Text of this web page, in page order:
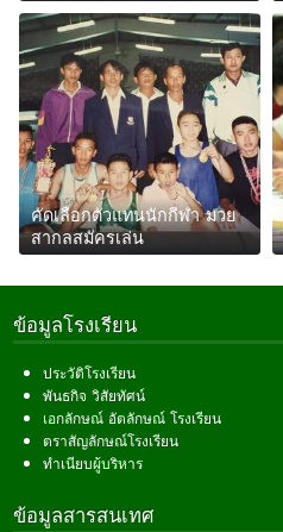
คัดเลือกตัวแทนนักกีฬา มวย
สากลสมัครเล่น
ข้อมูลโรงเรียน
ประวัติโรงเรียน
พันธกิจ วิสัยทัศน์
เอกลักษณ์ อัตลักษณ์ โรงเรียน
ตราสัญลักษณ์โรงเรียน
ทำเนียบผู้บริหาร
ข้อมูลสารสนเทศ